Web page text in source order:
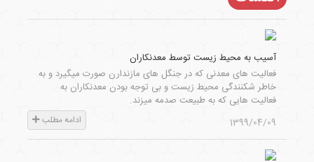
آسیب به محیط زیست توسط معدنکاران
فعالیت های معدنی که در جنگل های مازندارن صورت میگیرد و به
خاطر شکنندگی محیط زیست و بی توجه بودن معدنکاران به
فعالیت هایی که به طبیعت صدمه میزند.
1399/04/09
ادامه مطلب